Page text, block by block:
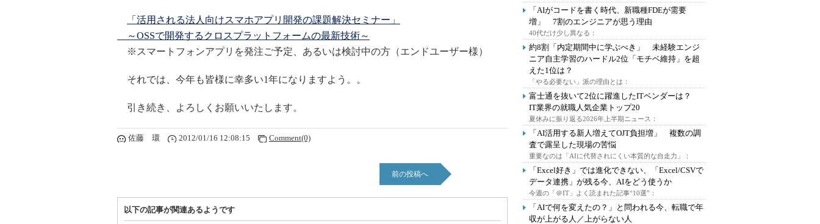
「活用される法人向けスマホアプリ開発の課題解決セミナー」
～OSSで開発するクロスプラットフォームの最新技術～
※スマートフォンアプリを発注ご予定、あるいは検討中の方（エンドユーザー様）
それでは、今年も皆様に幸多い1年になりますよう。。
引き続き、よろしくお願いいたします。
佐藤 環 2012/01/16 12:08:15 Comment(0)
前の投稿へ
以下の記事が関連あるようです
「AIがコードを書く時代、新職種FDEが需要
増」 7割のエンジニアが思う理由
40代だけ少し異なる：
約8割「内定期間中に学ぶべき」 未経験エンジ
ニア自主学習のハードル2位「モチベ維持」を超
えた1位は？
「やる必要ない」派の理由とは：
富士通を抜いて2位に躍進したITベンダーは？
IT業界の就職人気企業トップ20
夏休みに振り返る2026年上半期ニュース：
「AI活用する新人増えてOJT負担増」 複数の調
査で露呈した現場の苦悩
重要なのは「AIに代替されにくい本質的な自走力」：
「Excel好き」では進化できない、「Excel/CSVで
データ連携」が残る今、AIをどう使うか
今週の「＠IT」よく読まれた記事“10選”：
「AIで何を変えたの？」と問われる今、転職で年
収が上がる人／上がらない人